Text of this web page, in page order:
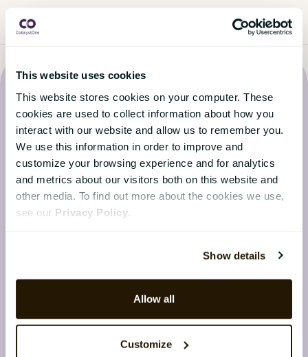
This website uses cookies
This website stores cookies on your computer. These
cookies are used to collect information about how you
interact with our website and allow us to remember you.
We use this information in order to improve and
customize your browsing experience and for analytics
and metrics about our visitors both on this website and
other media. To find out more about the cookies we use,
see our Privacy Policy
Show details
Allow all
Customize
Seneste nyt fra CatalystOne-
bloggen
Hold dig opdateret med de seneste nyheder fra